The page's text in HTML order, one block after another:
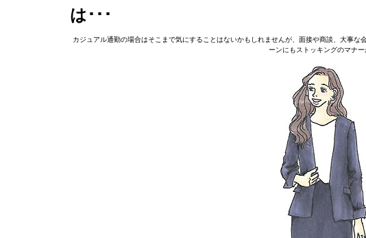
は･･･
カジュアル通勤の場合はそこまで気にすることはないかもしれませんが、面接や商談、大事
ーンにもストッキングのマナー